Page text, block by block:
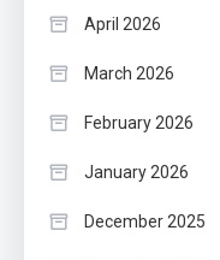
April 2026
March 2026
February 2026
January 2026
December 2025